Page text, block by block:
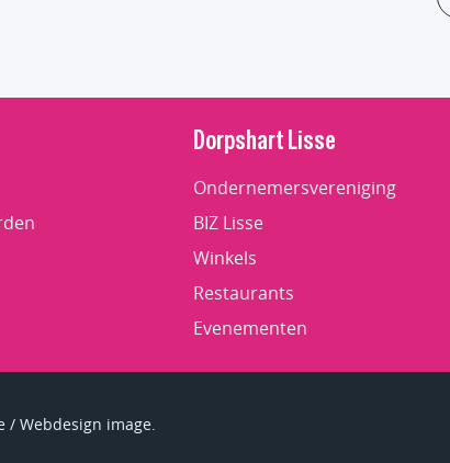
Dorpshart Lisse
Ondernemersvereniging
BIZ Lisse
Winkels
Restaurants
Evenementen
/ Webdesign image.